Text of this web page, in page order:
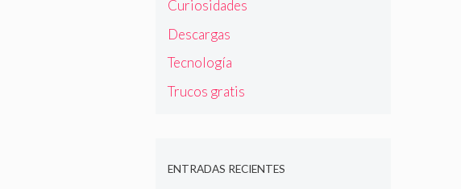
Curiosidades
Descargas
Tecnología
Trucos gratis
ENTRADAS RECIENTES